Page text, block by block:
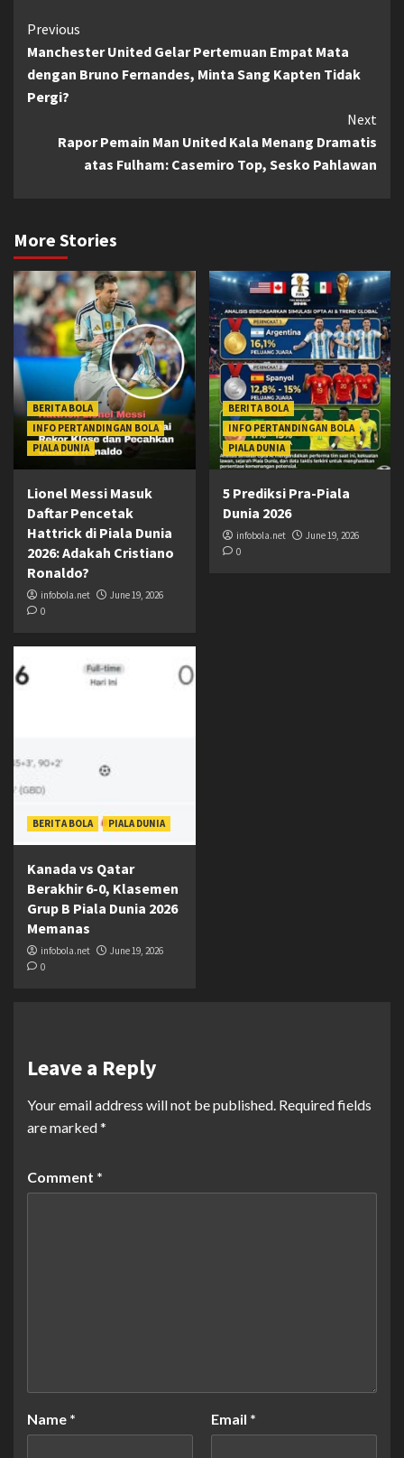
Continue
Reading
Previous
Manchester United Gelar Pertemuan Empat Mata
dengan Bruno Fernandes, Minta Sang Kapten Tidak
Pergi?
Next
Rapor Pemain Man United Kala Menang Dramatis
atas Fulham: Casemiro Top, Sesko Pahlawan
More Stories
BERITA BOLA
INFO PERTANDINGAN BOLA
PIALA DUNIA
Lionel Messi Masuk
Daftar Pencetak
Hattrick di Piala Dunia
2026: Adakah Cristiano
Ronaldo?
infobola.net
June 19, 2026
0
BERITA BOLA
INFO PERTANDINGAN BOLA
PIALA DUNIA
5 Prediksi Pra-Piala
Dunia 2026
infobola.net
June 19, 2026
0
BERITA BOLA PIALA DUNIA
Kanada vs Qatar
Berakhir 6-0, Klasemen
Grup B Piala Dunia 2026
Memanas
infobola.net
June 19, 2026
0
Leave a Reply
Your email address will not be published. Required fields
are marked*
Comment *
Name * Email *